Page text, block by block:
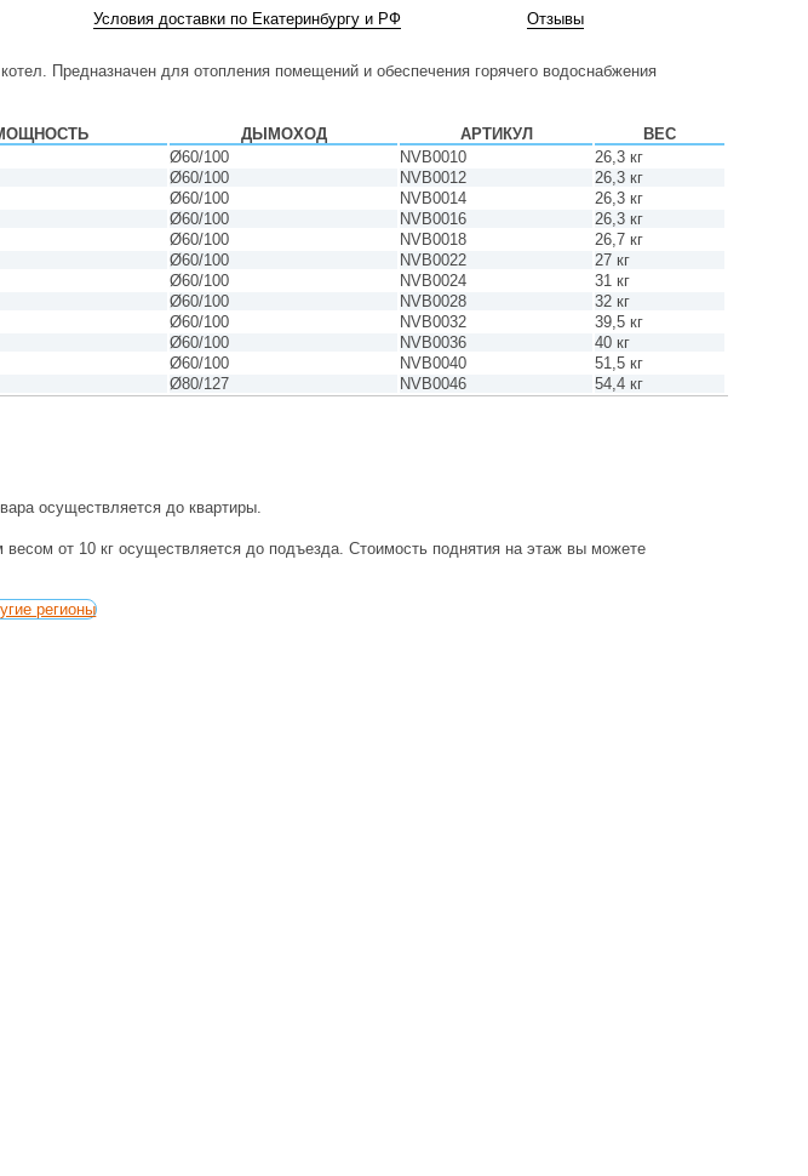
Условия доставки по Екатеринбургу и РФ Отзывы
Предназначен для отопления помещений и обеспечения горячего водоснабжения
ДЫМОХОД АРТИКУЛ
ВЕС
Ø60/100 NVB0010
26,3 кг
Ø60/100 NVB0012
26,3 кг
Ø60/100 NVB0014
26,3 кг
Ø60/100 NVB0016
26,3 кг
Ø60/100 NVB0018
26,7 кг
Ø60/100 NVB0022
27 кг
Ø60/100 NVB0024
31 кг
Ø60/100 NVB0028
32 кг
Ø60/100 NVB0032
39,5 кг
Ø60/100 NVB0036
40 кг
Ø60/100 NVB0040
51,5 кг
Ø80/127 NVB0046 54,4 кг
осуществляется до квартиры.
весом от 10 кг осуществляется до подъезда. Стоимость поднятия на этаж вы можете
регионы